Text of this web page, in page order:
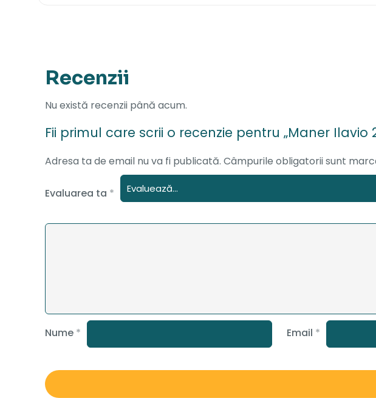
Recenzii
Nu există recenzii până acum.
Fii primul care scrii o recenzie pentru „Maner Ilavio
Adresa ta de email nu va fi publicată. Câmpurile obligatorii sunt
Evaluarea ta *
Nume * Email *